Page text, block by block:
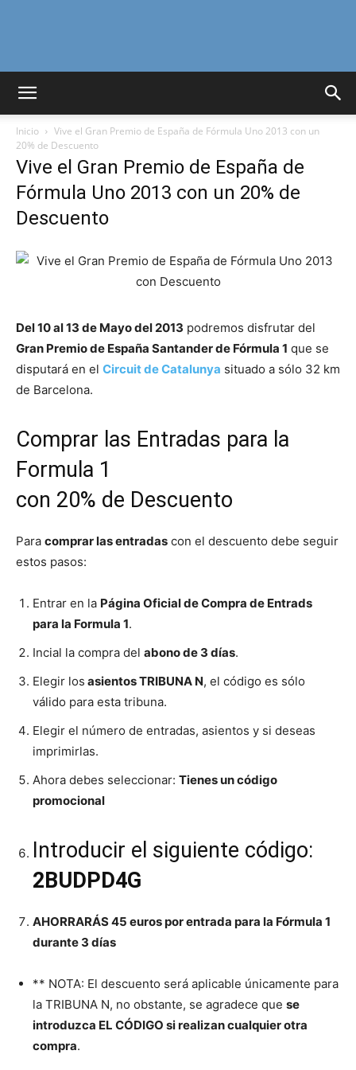
Curiosidades
Inicio
Vive el Gran Premio de España de Fórmula Uno 2013 con un
20% de Descuento
Vive el Gran Premio de España de
Fórmula Uno 2013 con un 20% de
Descuento
Del 10 al 13 de Mayo del 2013 podremos disfrutar del
Gran Premio de España Santander de Fórmula 1 que se
disputará en el Circuit de Catalunya situado a sólo 32 km
de Barcelona.
Comprar las Entradas para la
Formula 1
con 20% de Descuento
Para comprar las entradas con el descuento debe seguir
estos pasos:
Entrar en la Página Oficial de Compra de Entrads
para la Formula 1.
Incial la compra del abono de 3 días.
Elegir los asientos TRIBUNA N, el código es sólo
válido para esta tribuna.
Elegir el número de entradas, asientos y si deseas
imprimirlas.
Ahora debes seleccionar: Tienes un código
promocional
Introducir el siguiente código:
2BUDPD4G
AHORRARÁS 45 euros por entrada para la Fórmula 1
durante 3 días
** NOTA: El descuento será aplicable únicamente para
la TRIBUNA N, no obstante, se agradece que se
introduzca EL CÓDIGO si realizan cualquier otra
compra.